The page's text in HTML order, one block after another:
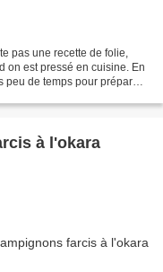
pas une recette de folie,
on est pressé en cuisine. En
de temps pour préparer
à l'okara